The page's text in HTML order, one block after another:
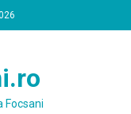
Focsani